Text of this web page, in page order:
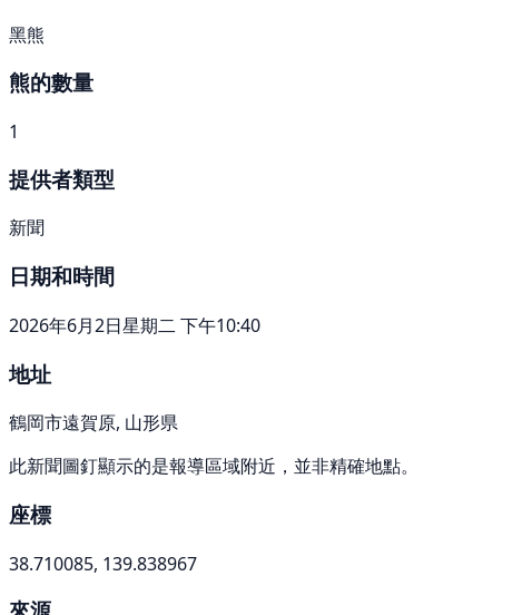
黑熊
熊的數量
1
提供者類型
新聞
日期和時間
2026年6月2日星期二 下午10:40
地址
鶴岡市遠賀原, 山形県
此新聞圖釘顯示的是報導區域附近，並非精確地點。
座標
38.710085, 139.838967